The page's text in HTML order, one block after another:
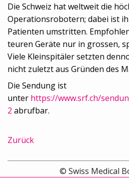
Die Schweiz hat weltweit die
Operationsrobotern; dabei ist
Patienten umstritten.
teuren Geräte nur in grossen,
Viele Kleinspitäler setzten
nicht zuletzt aus Gründen des
Die Sendung ist
unter https://www.srf.ch/
2 abrufbar.
Zurück
© Swiss Medical